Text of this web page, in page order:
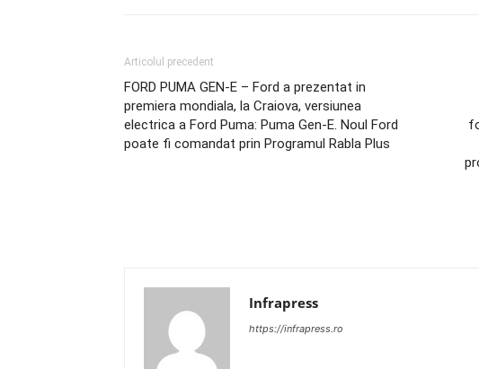
Articolul precedent
FORD PUMA GEN-E – Ford a prezentat in
premiera mondiala, la Craiova, versiunea
electrica a Ford Puma: Puma Gen-E. Noul Ford
poate fi comandat prin Programul Rabla Plus
Infrapress
https://infrapress.ro